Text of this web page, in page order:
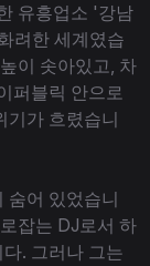
유흥업소 '강남
려한 세계였습
이 솟아있고, 차
퍼블릭 안으로
기가 흐렸습니
숨어 있었습니
잡는 DJ로서 하
. 그러나 그는